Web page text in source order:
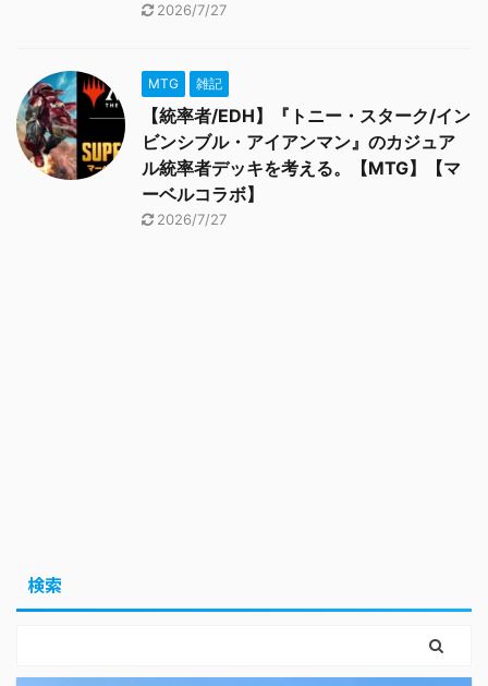
2026/7/27
MTG 雑記
【統率者/EDH】『トニー・スターク/イン
ビンシブル・アイアンマン』のカジュア
ル統率者デッキを考える。【MTG】【マ
ーベルコラボ】
2026/7/27
検索